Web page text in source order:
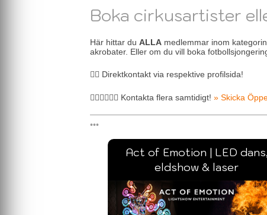
Boka cirkusartister
Här hittar du ALLA medlemmar inom kategorin
akrobater. Eller om du vill boka
🖐🏼 Direktkontakt via respektive profilsida!
🖐🏼🖐🏼🖐🏼 Kontakta flera samtidigt! » Skicka
Act of Emotion | LED
eldshow & laser